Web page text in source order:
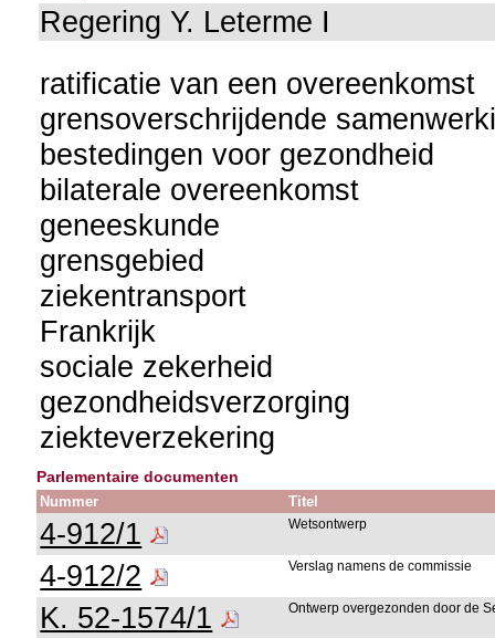
Regering Y. Leterme I
ratificatie van een overeenkomst
grensoverschrijdende
bestedingen voor gezondheid
bilaterale overeenkomst
geneeskunde
grensgebied
ziekentransport
Frankrijk
sociale zekerheid
gezondheidsverzorging
ziekteverzekering
Parlementaire documenten
Nummer Titel
4-912/1 Wetsontwerp
4-912/2 Verslag namens de commissie
K. 52-1574/1 Ontwerp overgezonden door de